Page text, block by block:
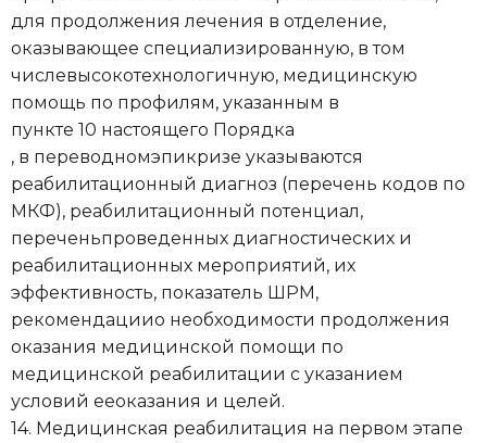
для продолжения лечения в отделение,
оказывающее специализированную, в том
числевысокотехнологичную, медицинскую
помощь по профилям, указанным в
пункте 10 настоящего Порядка
, в переводномэпикризе указываются
реабилитационный диагноз (перечень кодов по
МКФ), реабилитационный потенциал,
переченьпроведенных диагностических и
реабилитационных мероприятий, их
эффективность, показатель ШРМ,
рекомендациио необходимости продолжения
оказания медицинской помощи по
медицинской реабилитации с указанием
условий ееоказания и целей.
14. Медицинская реабилитация на первом этапе